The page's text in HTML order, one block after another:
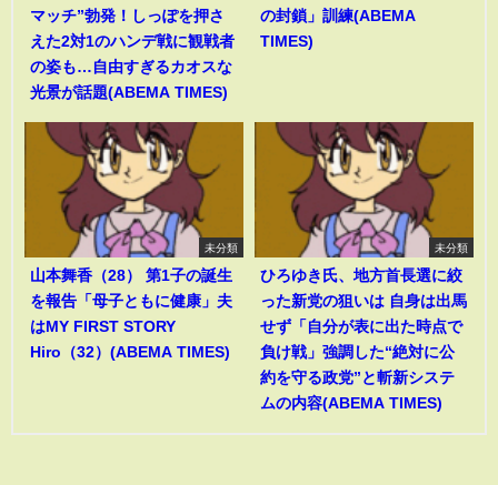
マッチ”勃発！しっぽを押さ
えた2対1のハンデ戦に観戦者
の姿も…自由すぎるカオスな
光景が話題(ABEMA TIMES)
の封鎖」訓練(ABEMA
TIMES)
未分類
山本舞香（28） 第1子の誕生
を報告「母子ともに健康」夫
はMY FIRST STORY
Hiro（32）(ABEMA TIMES)
未分類
ひろゆき氏、地方首長選に絞
った新党の狙いは 自身は出馬
せず「自分が表に出た時点で
負け戦」強調した“絶対に公
約を守る政党”と斬新システ
ムの内容(ABEMA TIMES)